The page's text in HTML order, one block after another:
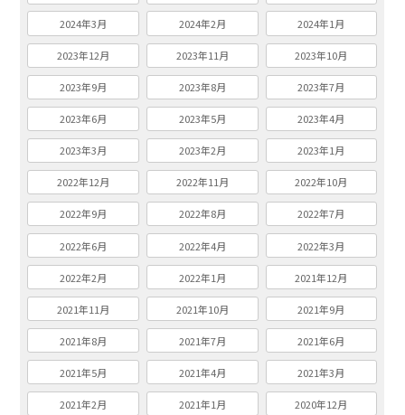
2024年3月 2024年2月 2024年1月
2023年12月 2023年11月 2023年10月
2023年9月 2023年8月 2023年7月
2023年6月 2023年5月 2023年4月
2023年3月 2023年2月 2023年1月
2022年12月 2022年11月 2022年10月
2022年9月 2022年8月 2022年7月
2022年6月 2022年4月 2022年3月
2022年2月 2022年1月 2021年12月
2021年11月 2021年10月 2021年9月
2021年8月 2021年7月 2021年6月
2021年5月 2021年4月 2021年3月
2021年2月 2021年1月 2020年12月